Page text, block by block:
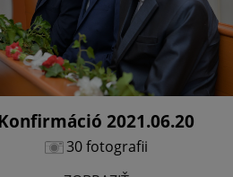
2021.06.20
30 fotografii